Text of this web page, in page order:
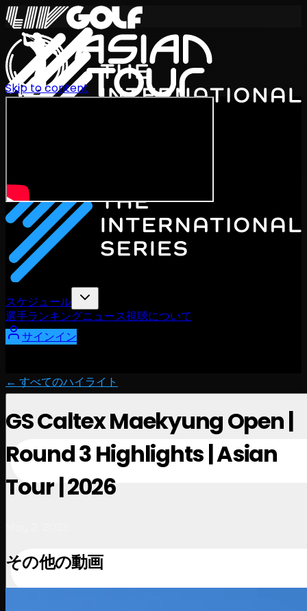
スケジュール
選手ランキングニュース視聴について
サインイン
Skip to content
← すべてのハイライト
GS Caltex Maekyung Open |
Round 3 Highlights | Asian
Tour | 2026
その他の動画